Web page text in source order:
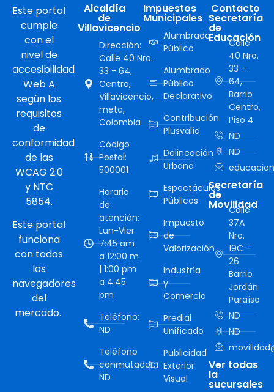
Este portal
cumple
con el
nivel de
accesibilidad
Web A
según los
requisitos
de
conformidad
de las
WCAG 2.0
y NTC
5854.
Este portal
funciona
con todos
los
navegadores
del
mercado.
Alcaldía
de
Villavicencio
Dirección:
Calle 40 Nro.
33 - 64,
Centro,
Villavicencio,
meta,
Colombia
Código
Postal:
500001
Horario
de
atención:
Lun-Vier
7:45 am
a 12:00 m
| 1:00 pm
a 4:45
pm
Teléfono:
ND
Teléfono
conmutador:
ND
Impuestos
Municipales
Alumbrado
Público
Alumbrado
Público
Declarativo
Contribución
Plusvalía
Delineación
Urbana
Espectáculos
Públicos
Impuesto
de
Valorización
Industría
y
Comercio
Predial
Unificado
Publicidad
Exterior
Visual
Contacto
Secretaría
de
Educación
Calle
40 Nro.
33 -
64,
Barrio
Centro,
Piso 4
ND
ND
Secretaría
de
Movilidad
Calle
37A
Nro.
19C -
26
Barrio
Jordán
Paraíso
ND
ND
Ver todas
la
sucursales